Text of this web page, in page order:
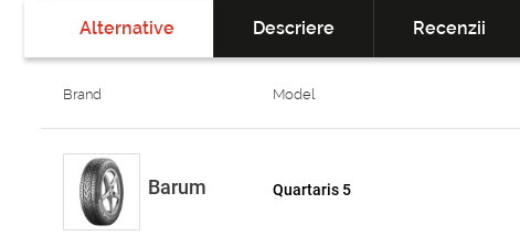
Alternative Descriere Recenzii
Brand Model
Barum Quartaris 5